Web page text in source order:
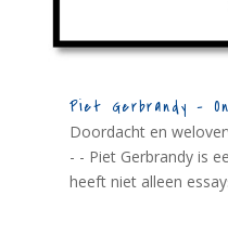
Piet Gerbrandy –
Doordacht en
- - Piet Gerbrandy is
heeft niet alleen